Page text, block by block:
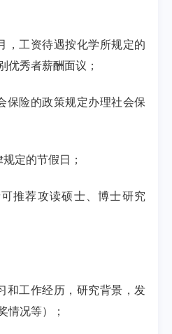
，工资待遇按化学所规定的
优秀者薪酬面议；
保险的政策规定办理社会保
定的节假日；
推荐攻读硕士、博士研究
和工作经历，研究背景，发
情况等）；